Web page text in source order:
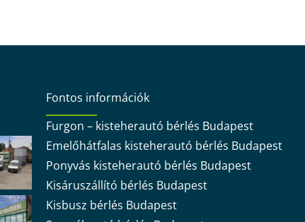
Fontos információk
Furgon – kisteherautó bérlés Budapest
Emelőhátfalas kisteherautó bérlés Budapest
Ponyvás kisteherautó bérlés Budapest
Kisáruszállító bérlés Budapest
Kisbusz bérlés Budapest